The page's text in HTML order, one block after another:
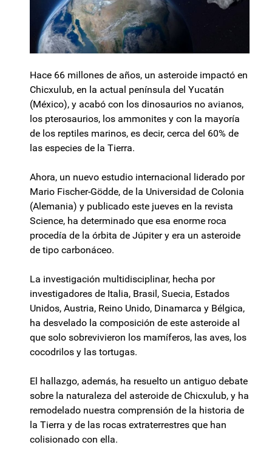
Hace 66 millones de años, un asteroide impactó en
Chicxulub, en la actual península del Yucatán
(México), y acabó con los dinosaurios no avianos,
los pterosaurios, los ammonites y con la mayoría
de los reptiles marinos, es decir, cerca del 60% de
las especies de la Tierra.
Ahora, un nuevo estudio internacional liderado por
Mario Fischer-Gödde, de la Universidad de Colonia
(Alemania) y publicado este jueves en la revista
Science, ha determinado que esa enorme roca
procedía de la órbita de Júpiter y era un asteroide
de tipo carbonáceo.
La investigación multidisciplinar, hecha por
investigadores de Italia, Brasil, Suecia, Estados
Unidos, Austria, Reino Unido, Dinamarca y Bélgica,
ha desvelado la composición de este asteroide al
que solo sobrevivieron los mamíferos, las aves, los
cocodrilos y las tortugas.
El hallazgo, además, ha resuelto un antiguo debate
sobre la naturaleza del asteroide de Chicxulub, y ha
remodelado nuestra comprensión de la historia de
la Tierra y de las rocas extraterrestres que han
colisionado con ella.